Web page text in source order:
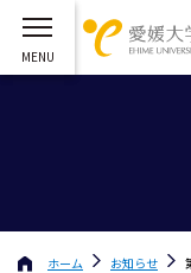
ホーム お知らせ